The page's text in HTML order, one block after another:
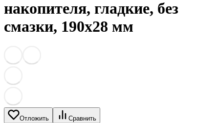
накопителя, гладкие, без
смазки, 190х28 мм
Отложить Сравнить